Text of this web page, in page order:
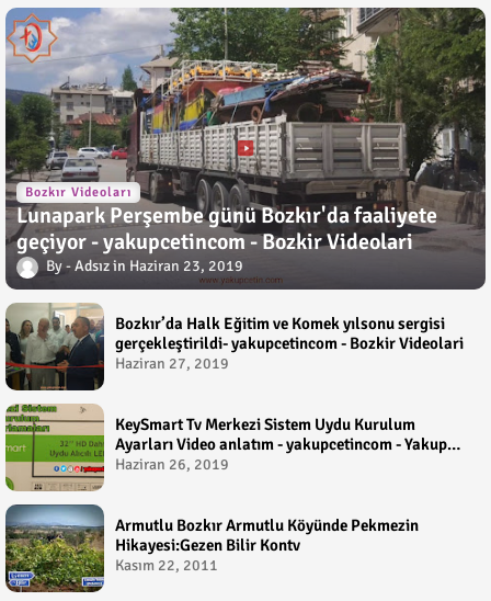
Bozkır Videoları
Lunapark Perşembe günü Bozkır'da faaliyete
geçiyor - yakupcetincom - Bozkir Videolari
Adsız Haziran 23, 2019
Bozkır’da Halk Eğitim ve Komek yılsonu sergisi
gerçekleştirildi- yakupcetincom - Bozkir Videolari
Haziran 27, 2019
KeySmart Tv Merkezi Sistem Uydu Kurulum
Ayarları Video anlatım - yakupcetincom - Yakup
Çetin
Haziran 26, 2019
Armutlu Bozkır Armutlu Köyünde Pekmezin
Hikayesi:Gezen Bilir Kontv
Kasım 22, 2011